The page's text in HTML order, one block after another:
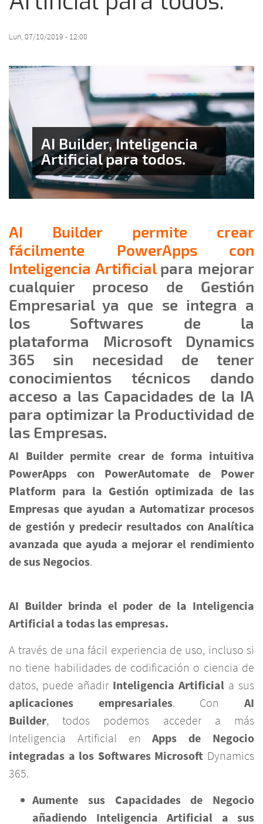
Lun, 07/10/2019 - 12:00
AI Builder, Inteligencia
Artificial para todos.
AI Builder permite crear
fácilmente PowerApps con
Inteligencia Artificial para mejorar
cualquier proceso de Gestión
Empresarial ya que se integra a
los Softwares de la
plataforma Microsoft Dynamics
365 sin necesidad de tener
conocimientos técnicos dando
acceso a las Capacidades de la IA
para optimizar la Productividad de
las Empresas.
AI Builder permite crear de forma intuitiva
PowerApps con PowerAutomate de Power
Platform para la Gestión optimizada de las
Empresas que ayudan a Automatizar procesos
de gestión y predecir resultados con Analítica
avanzada que ayuda a mejorar el rendimiento
de sus Negocios.
AI Builder brinda el poder de la Inteligencia
Artificial a todas las empresas.
A través de una fácil experiencia de uso, incluso si
no tiene habilidades de codificación o ciencia de
datos, puede añadirInteligencia Artificial a sus
aplicaciones empresariales. ConAI
Builder, todos podemos acceder a más
Inteligencia Artificial enApps de Negocio
integradas a los Softwares Microsoft Dynamics
365.
Aumente sus Capacidades de Negocio
añadiendo Inteligencia Artificial a sus